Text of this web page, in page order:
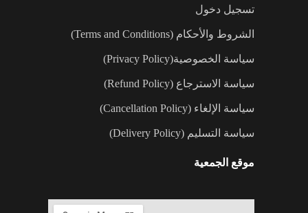
تسجيل دخول
الشروط والأحكام (Terms and Conditions)
سياسة الخصوصية(Privacy Policy)
سياسة الاسترجاع (Refund Policy)
سياسة الإلغاء (Cancellation Policy)
سياسة التسليم (Delivery Policy)
موقع الجمعية